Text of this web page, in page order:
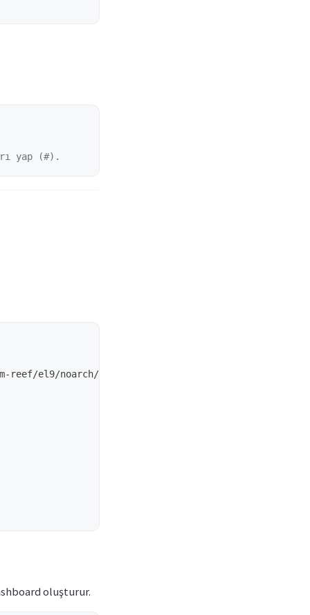
yap (#).
reef/el9/noarch/cephadm
oluşturur.